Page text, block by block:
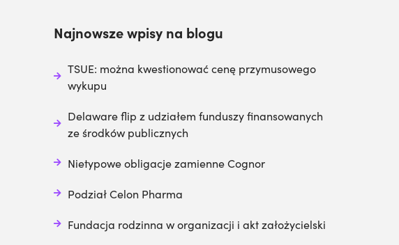
Najnowsze wpisy na blogu
TSUE: można kwestionować cenę przymusowego
wykupu
Delaware flip z udziałem funduszy finansowanych
ze środków publicznych
Nietypowe obligacje zamienne Cognor
Podział Celon Pharma
Fundacja rodzinna w organizacji i akt założycielski